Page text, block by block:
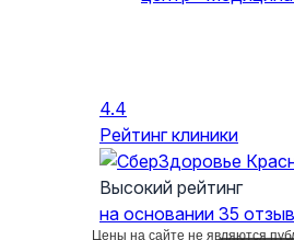
Цены на сайте не являются
4.4
Рейтинг клиники
Высокий рейтинг
на основании 35